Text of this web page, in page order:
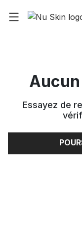
Essayez de